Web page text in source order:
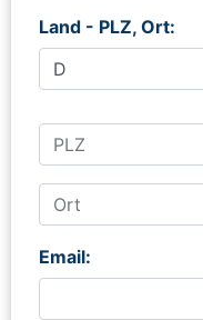
Land - PLZ, Ort:
Email: